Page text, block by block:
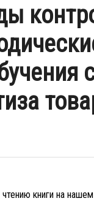
книги на